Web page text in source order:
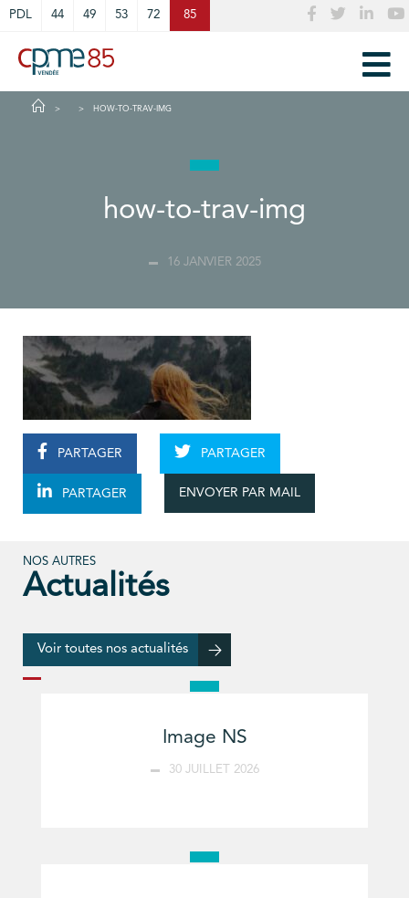
PDL 44 49 53 72 85
HOW-TO-TRAV-IMG
how-to-trav-img
16 JANVIER 2025
PARTAGER PARTAGER
PARTAGER ENVOYER PAR MAIL
NOS AUTRES
Actualités
Voir toutes nos actualités
Image NS
30 JUILLET 2026
Cookies management panel